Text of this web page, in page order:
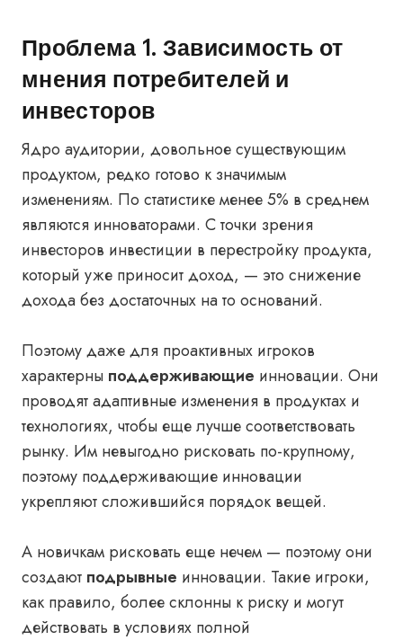
Проблема 1. Зависимость от
мнения потребителей и
инвесторов
Ядро аудитории, довольное существующим
продуктом, редко готово к значимым
изменениям. По статистике менее 5% в среднем
являются инноваторами. С точки зрения
инвесторов инвестиции в перестройку продукта,
который уже приносит доход, — это снижение
дохода без достаточных на то оснований.
Поэтому даже для проактивных игроков
характерны поддерживающие инновации. Они
проводят адаптивные изменения в продуктах и
технологиях, чтобы еще лучше соответствовать
рынку. Им невыгодно рисковать по-крупному,
поэтому поддерживающие инновации
укрепляют сложившийся порядок вещей.
А новичкам рисковать еще нечем — поэтому они
создают подрывные инновации. Такие игроки,
как правило, более склонны к риску и могут
действовать в условиях полной